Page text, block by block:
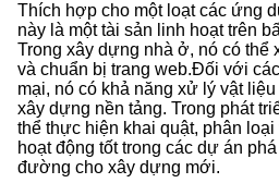
Thích hợp cho một loạt các ứng
này là một tài sản linh hoạt trên
Trong xây dựng nhà ở, nó có thể
và chuẩn bị trang web.Đối với
mại, nó có khả năng xử lý vật
xây dựng nền tảng. Trong phát
thể thực hiện khai quật, phân
hoạt động tốt trong các dự án
đường cho xây dựng mới.